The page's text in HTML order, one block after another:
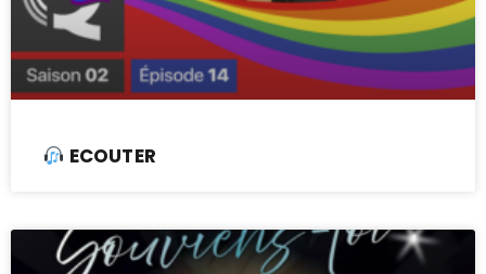
ECOUTER